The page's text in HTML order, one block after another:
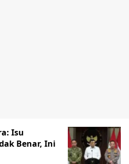
Isu
Benar, Ini